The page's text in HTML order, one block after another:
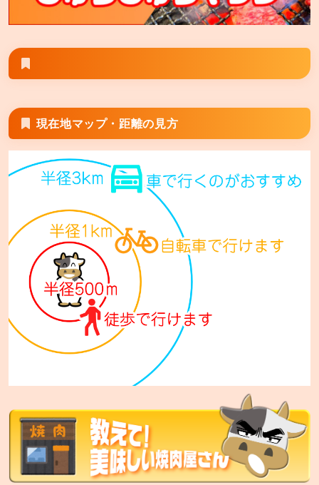
七輪焼肉 安安 旭川末広店
北海道旭川市末広1条 7丁目1-28
七輪焼肉 安安 秋津店
東京都清瀬市野塩5丁目298-5 キッコーマス5ビル2階
七輪焼肉 安安 西宮の沢店【FC】
札幌市手稲区西宮の沢5条1-14-10
七輪焼肉 安安 西日暮里店
東京都荒川区西日暮里5-34-3 ムツミビル1F
七輪焼肉 安安 札幌東区役所前店
札幌市東区北12条7丁目1-15 セレスタ札幌2F
七輪焼肉 安安 比屋根店
沖縄市比屋根6-36-7
七輪焼肉 安安 中城店
中頭郡中城村字南上原590
七輪焼肉 安安 宜野湾店
現在地マップ・距離の見方